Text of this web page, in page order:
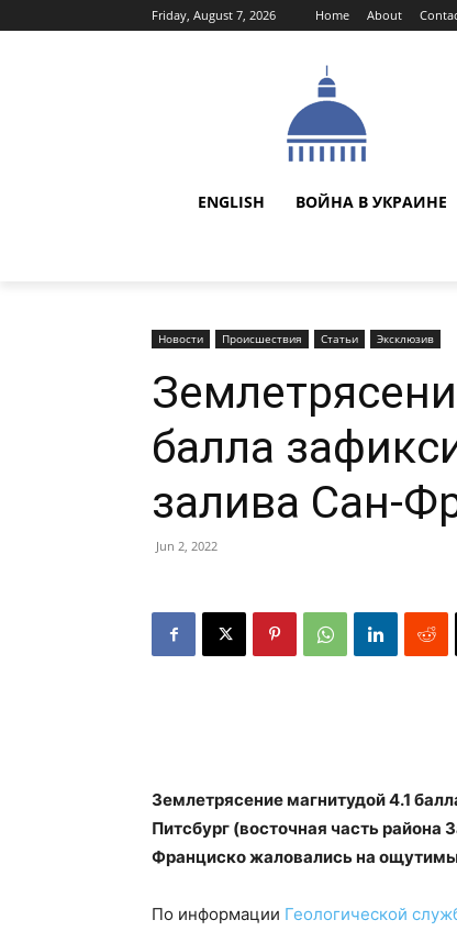
Friday, August 7, 2026 Home About
ENGLISH ВОЙНА В УКРАИНЕ
Новости Происшествия Статьи Эксклюзив
балла
залива Сан-
Jun 2, 2022
Землетрясение магнитудой 4.1
Питсбург (восточная часть
Франциско жаловались на
По информации Геологической